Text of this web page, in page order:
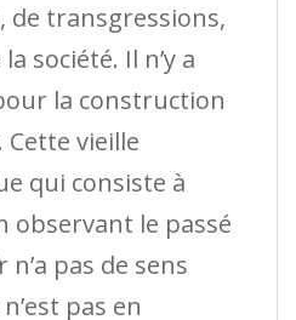
de transgressions,
société. Il n’y a
la construction
Cette vieille
qui consiste à
observant le passé
n’a pas de sens
pas en